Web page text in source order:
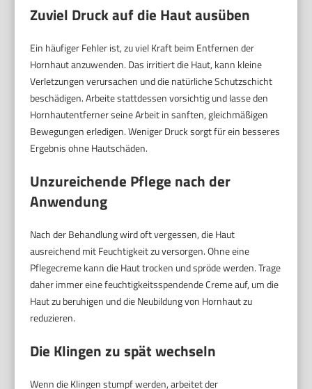
Zuviel Druck auf die Haut ausüben
Ein häufiger Fehler ist, zu viel Kraft beim Entfernen der
Hornhaut anzuwenden. Das irritiert die Haut, kann kleine
Verletzungen verursachen und die natürliche Schutzschicht
beschädigen. Arbeite stattdessen vorsichtig und lasse den
Hornhautentferner seine Arbeit in sanften, gleichmäßigen
Bewegungen erledigen. Weniger Druck sorgt für ein besseres
Ergebnis ohne Hautschäden.
Unzureichende Pflege nach der
Anwendung
Nach der Behandlung wird oft vergessen, die Haut
ausreichend mit Feuchtigkeit zu versorgen. Ohne eine
Pflegecreme kann die Haut trocken und spröde werden. Trage
daher immer eine feuchtigkeitsspendende Creme auf, um die
Haut zu beruhigen und die Neubildung von Hornhaut zu
reduzieren.
Die Klingen zu spät wechseln
Wenn die Klingen stumpf werden, arbeitet der